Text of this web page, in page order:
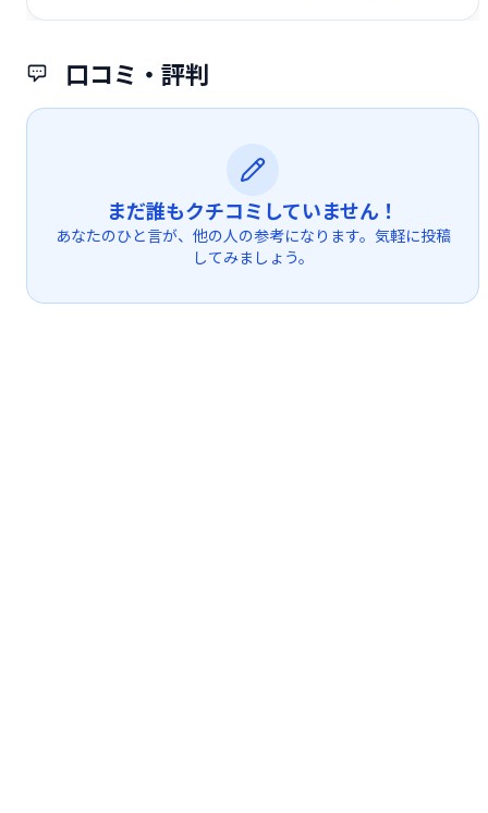
口コミ・評判
まだ誰もクチコミしていません！
あなたのひと言が、他の人の参考になります。気軽に投稿
してみましょう。